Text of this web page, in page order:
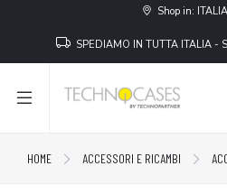
Shop in:
SPEDIAMO IN TUTTA ITALIA -
HOME ACCESSORI E RICAMBI